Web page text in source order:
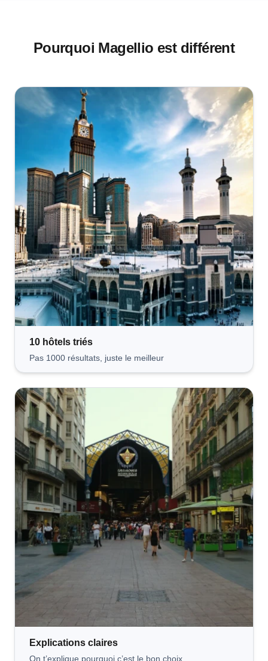
Pourquoi Magellio est différent
10 hôtels triés
Pas 1000 résultats, juste le meilleur
Explications claires
On t’explique pourquoi c’est le bon choix